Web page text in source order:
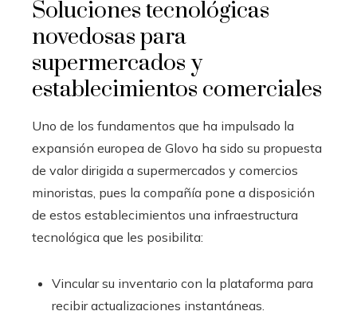
Soluciones tecnológicas
novedosas para
supermercados y
establecimientos comerciales
Uno de los fundamentos que ha impulsado la
expansión europea de Glovo ha sido su propuesta
de valor dirigida a supermercados y comercios
minoristas, pues la compañía pone a disposición
de estos establecimientos una infraestructura
tecnológica que les posibilita:
Vincular su inventario con la plataforma para
recibir actualizaciones instantáneas.